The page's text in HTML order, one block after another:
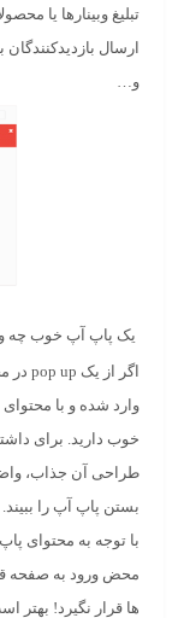
تبلیغ وبینارها یا
ارسال
و…
یک پاپ آپ خوب چه
اگر از یک pop up در
وارد شده و با
خوب دارید. برای
طراحی آن جذاب، واضح
بستن پاپ آپ را ببیند.
با توجه به محتوای
محض ورود به صفحه
ها قرار نگیرد!